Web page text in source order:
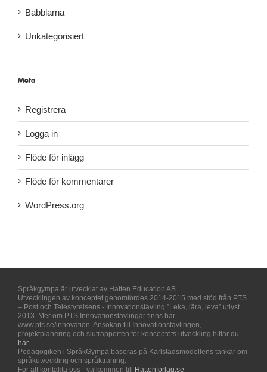
Babblarna
Unkategorisiert
Meta
Registrera
Logga in
Flöde för inlägg
Flöde för kommentarer
WordPress.org
Språkgympa är utvecklat av Hatten Education AB.
Utvecklingen av konceptet genomfördes 2014-2015 med stöd från PTS
– Post och Telestyrelsens - Innovationstävling ”Leka, lära, leva” utlyst
2013. Mer om PTS Innovationstävlingar finns här
www.pts.se/innovation. Ansökan till Innovationstävlingen,
projektplanering och slutrapporten för konceptets utveckling hittar du
här.
Pedagogiken i SpråkGympa baseras på Karlstadsmodellens tankar om
språkutveckling och språkträning.
För att kontakta oss - välkommen till
Hattenforlag.se